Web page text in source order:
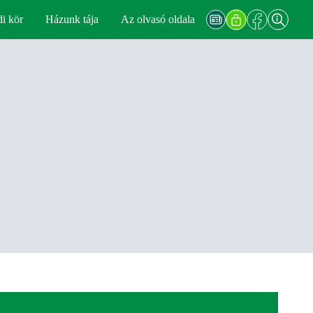
kör Házunk tája Az olvasó oldala